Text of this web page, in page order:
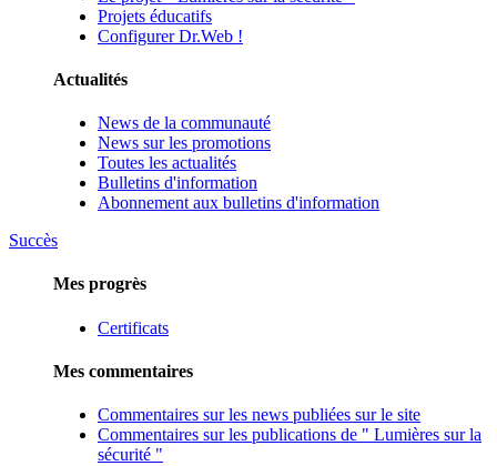
Projets éducatifs
Configurer Dr.Web !
Actualités
News de la communauté
News sur les promotions
Toutes les actualités
Bulletins d'information
Abonnement aux bulletins d'information
Succès
Mes progrès
Certificats
Mes commentaires
Commentaires sur les news publiées sur le site
Commentaires sur les publications de " Lumières sur la
sécurité "